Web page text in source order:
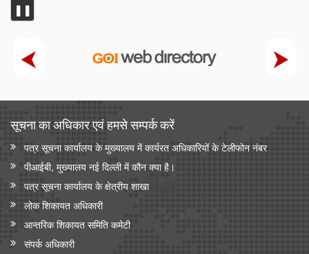
❚❚
सूचना का अधिकार एवं हमसे सम्‍पर्क करें
पत्र सूचना कार्यालय के मुख्यालय में कार्यरत अधिकारियों के टेलीफोन नंबर
पीआईबी, मुख्यालय नई दिल्ली में कौन क्या है।
पत्र सूचना कार्यालय के क्षेत्रीय शाखा
लोक शिकायत अधिकारी
आन्‍तरिक शिकायत समिति कमेटी
संपर्क अधिकारी